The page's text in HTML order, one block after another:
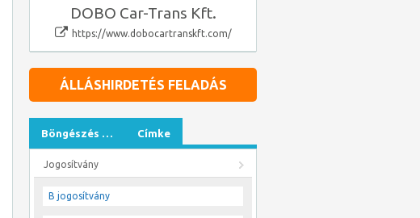
DOBO Car-Trans Kft.
https://www.dobocartranskft.com/
ÁLLÁSHIRDETÉS FELADÁS
Böngészés … Címke
Jogosítvány
B jogosítvány